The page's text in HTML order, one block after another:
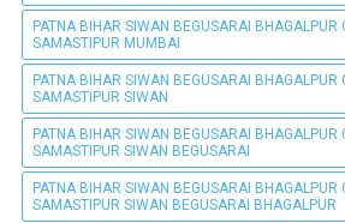
PATNA BIHAR SIWAN BEGUSARAI BHAGALPUR
SAMASTIPUR MUMBAI
PATNA BIHAR SIWAN BEGUSARAI BHAGALPUR
SAMASTIPUR SIWAN
PATNA BIHAR SIWAN BEGUSARAI BHAGALPUR
SAMASTIPUR SIWAN BEGUSARAI
PATNA BIHAR SIWAN BEGUSARAI BHAGALPUR
SAMASTIPUR SIWAN BEGUSARAI BHAGALPUR